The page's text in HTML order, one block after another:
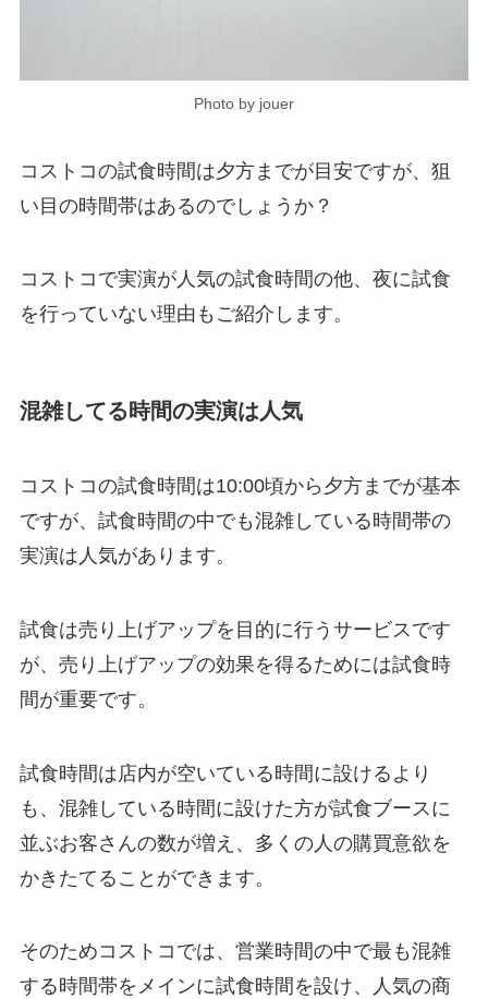
Photo by jouer
コストコの試食時間は夕方までが目安ですが、狙
い目の時間帯はあるのでしょうか？
コストコで実演が人気の試食時間の他、夜に試食
を行っていない理由もご紹介します。
混雑してる時間の実演は人気
コストコの試食時間は10:00頃から夕方までが基本
ですが、試食時間の中でも混雑している時間帯の
実演は人気があります。
試食は売り上げアップを目的に行うサービスです
が、売り上げアップの効果を得るためには試食時
間が重要です。
試食時間は店内が空いている時間に設けるより
も、混雑している時間に設けた方が試食ブースに
並ぶお客さんの数が増え、多くの人の購買意欲を
かきたてることができます。
そのためコストコでは、営業時間の中で最も混雑
する時間帯をメインに試食時間を設け、人気の商